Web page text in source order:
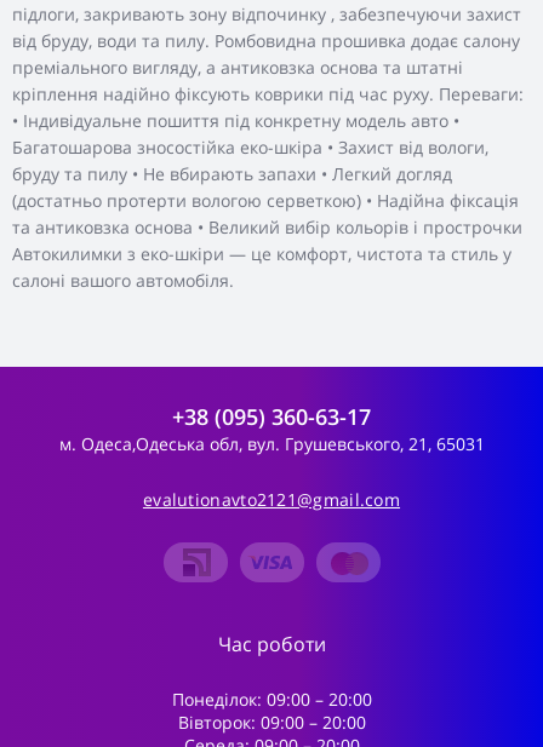
підлоги, закривають зону відпочинку , забезпечуючи захист
від бруду, води та пилу. Ромбовидна прошивка додає салону
преміального вигляду, а антиковзка основа та штатні
кріплення надійно фіксують коврики під час руху. Переваги:
• Індивідуальне пошиття під конкретну модель авто •
Багатошарова зносостійка еко-шкіра • Захист від вологи,
бруду та пилу • Не вбирають запахи • Легкий догляд
(достатньо протерти вологою серветкою) • Надійна фіксація
та антиковзка основа • Великий вибір кольорів і прострочки
Автокилимки з еко-шкіри — це комфорт, чистота та стиль у
салоні вашого автомобіля.
+38 (095) 360-63-17
м. Одеса,Одеська обл, вул. Грушевського, 21, 65031
evalutionavto2121@gmail.com
Час роботи
Понеділок: 09:00 – 20:00
Вівторок: 09:00 – 20:00